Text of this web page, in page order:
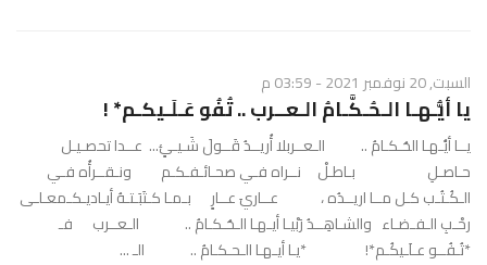
السبت, 20 نوفمبر 2021 - 03:59 م
يا أيُّـهـا الـحُـكَّـامُ الـعــرب .. تُفُو عَـلَـيكـم* !
يــا أيَُـهـا الحُـكـامُ .. الـعــربلا أُريــدُ قَــولَ شَـيـئٍ... عــدا تحصـيـل
حـاصـلِ بـاطـلْ نــراه فـي صحـائـفـكـم ونـقــرأُه فـي
الـكُـتُـب كـل مــا اريــدُه ، عــاريَ عــارٍ بـمـا كـتَبَـتـهُ أيـاديـكـمعـلـى
رحْـبِ الـفـضـاء والشـاهِــدُ رَبْيـا أيـهـا الـحُـكـامُ .. الـعــرب فـ
*تُـفُــو عـلَـيكُـم*! *يـا أيـهـا الـحـكـامُ .. الـ ...